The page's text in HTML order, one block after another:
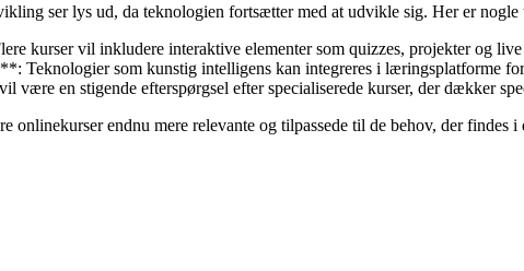
ser lys ud, da teknologien fortsætter med at udvikle sig. Her er nogle
kurser vil inkludere interaktive elementer som quizzes, projekter og live
Teknologier som kunstig intelligens kan integreres i læringsplatforme for
være en stigende efterspørgsel efter specialiserede kurser, der dækker
onlinekurser endnu mere relevante og tilpassede til de behov, der findes i